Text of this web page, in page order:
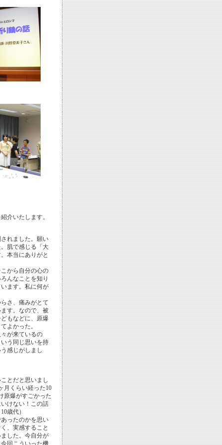
介いたします。
れました。願い
肌で感じる「大
本当にありがと
から自分の心の
んなことを知り
ます。私に何が
さ、痛みがとて
す。なので、被
もなどに、原爆
よかった。
が来ているの
う同じ思いを持
感じがしまし
とだと思いまし
月くらい経った10
原爆がすごかった
けない！この話
歳代）
ったのかを思い
、実感すること
した。今自分が
回こういった機